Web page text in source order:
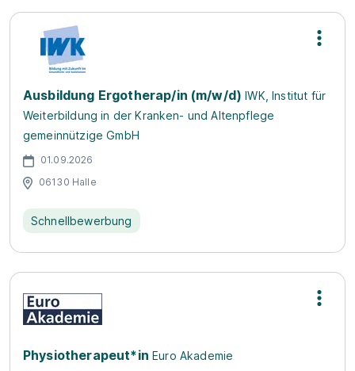
Ausbildung Ergotherap/in (m/w/d) IWK, Institut für
Weiterbildung in der Kranken- und Altenpflege
gemeinnützige GmbH
01.09.2026
06130 Halle
Schnellbewerbung
Physiotherapeut*in Euro Akademie